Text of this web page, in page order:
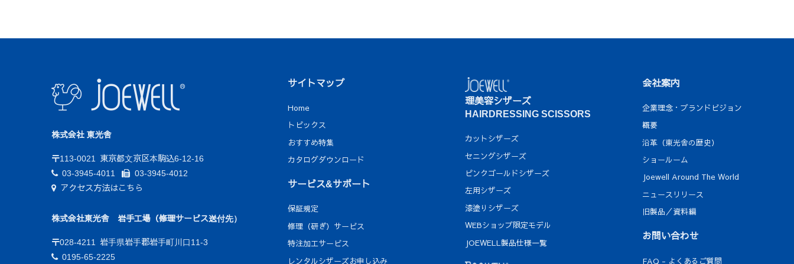
株式会社 東光舎
〒113-0021
東京都文京区本駒込6-12-16
03-3945-4011
03-3945-4012
アクセス方法はこちら
株式会社東光舎 岩手工場（修理サービス送付先）
〒028-4211
岩手県岩手郡岩手町川口11-3
0195-65-2225
サイトマップ
Home
トピックス
おすすめ特集
カタログダウンロード
サービス&サポート
保証規定
修理（研ぎ）サービス
特注加工サービス
レンタルシザーズお申し込み
理美容シザーズ
HAIRDRESSING SCISSORS
カットシザーズ
セニングシザーズ
ピンクゴールドシザーズ
左用シザーズ
漆塗りシザーズ
WEBショップ限定モデル
JOEWELL製品仕様一覧
会社案内
企業理念・ブランドビジョン
概要
沿革（東光舎の歴史）
ショールーム
Joewell Around The World
ニュースリリース
旧製品／資料編
お問い合わせ
FAQ - よくあるご質問